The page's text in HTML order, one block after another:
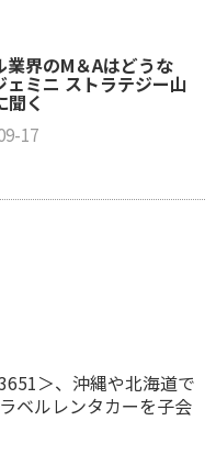
業界のM＆Aはどうな
ミニ ストラテジー山
聞く
17
＞、沖縄や北海道で
ベルレンタカーを子会